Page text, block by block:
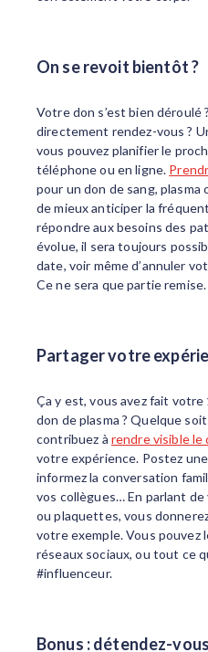
On se revoit bientôt ?
Votre don s’est bien déroulé
directement rendez-vous ?
vous pouvez planifier le
téléphone ou en ligne.
pour un don de sang,
de mieux anticiper la
répondre aux besoins des
évolue, il sera toujours
date, voir même d’annuler
Ce ne sera que partie remise.
Partager votre
Ça y est, vous avez fait
don de plasma ? Quelque
contribuez à rendre visible le
votre expérience. Postez
informez la conversation
vos collègues… En parlant de
ou plaquettes, vous
votre exemple. Vous
réseaux sociaux, ou tout ce
#influenceur.
Bonus : détendez-